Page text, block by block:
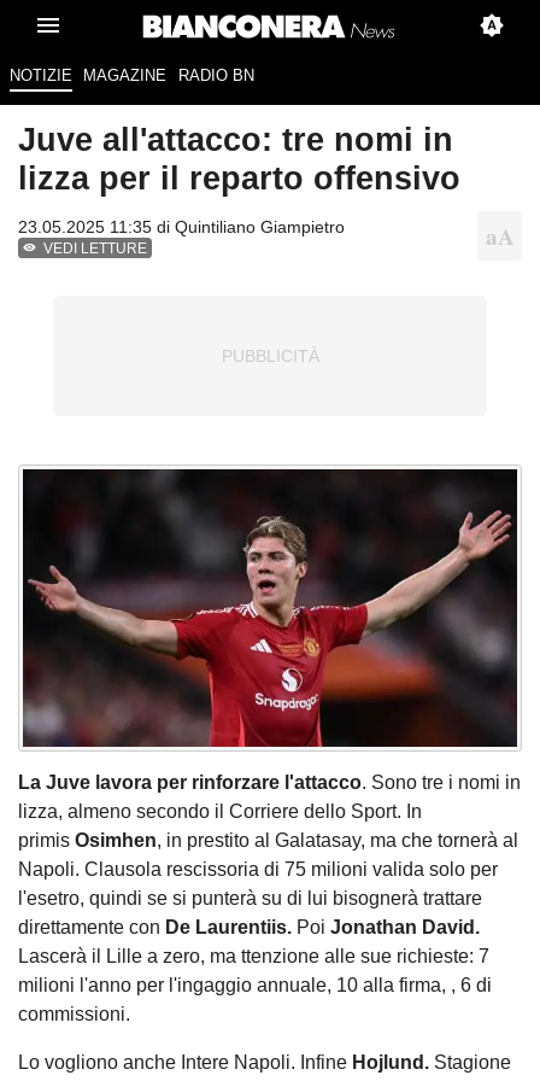
NOTIZIE MAGAZINE RADIO BN
Juve all'attacco: tre nomi in
lizza per il reparto offensivo
23.05.2025 11:35 di Quintiliano Giampietro
VEDI LETTURE
La Juve lavora per rinforzare l'attacco. Sono tre i nomi in
lizza, almeno secondo il Corriere dello Sport. In
primis Osimhen, in prestito al Galatasay, ma che tornerà al
Napoli. Clausola rescissoria di 75 milioni valida solo per
l'esetro, quindi se si punterà su di lui bisognerà trattare
direttamente con De Laurentiis. Poi Jonathan David.
Lascerà il Lille a zero, ma ttenzione alle sue richieste: 7
milioni l'anno per l'ingaggio annuale, 10 alla firma, , 6 di
commissioni.
Lo vogliono anche Intere Napoli. Infine Hojlund. Stagione